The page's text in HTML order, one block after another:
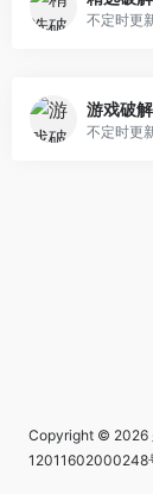
不定时更
游戏破
不定时更
Copyright © 2026
12011602000248